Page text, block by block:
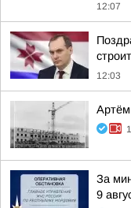
12:07
12:03
За
9